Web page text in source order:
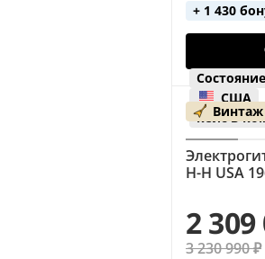
+ 1 430
Винтаж
H-H USA
США
кейс в
2 309
3 230 990 ₽